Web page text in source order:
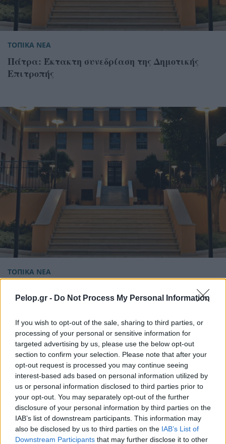
Pelop.gr - Do Not Process My Personal Information
If you wish to opt-out of the sale, sharing to third parties, or
processing of your personal or sensitive information for
targeted advertising by us, please use the below opt-out
section to confirm your selection. Please note that after your
opt-out request is processed you may continue seeing
interest-based ads based on personal information utilized by
us or personal information disclosed to third parties prior to
your opt-out. You may separately opt-out of the further
disclosure of your personal information by third parties on the
IAB’s list of downstream participants. This information may
also be disclosed by us to third parties on the IAB’s List of
Downstream Participants that may further disclose it to other
ΤΟΠΙΚΑ ΝΕΑ
Πάτρα: Έκτακτη συνεδρίαση της Δημοτικής
Επιτροπής
ΤΟΠΙΚΑ ΝΕΑ